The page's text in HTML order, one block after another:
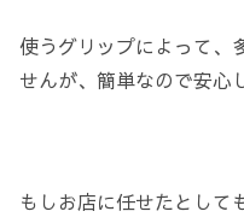
使うグリップによって、
せんが、簡単なので安心
もしお店に任せたとして